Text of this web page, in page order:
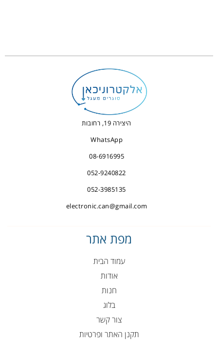
היצירה 19, רחובות
WhatsApp
08-6916995
052-9240822
052-3985135
electronic.can@gmail.com
מפת אתר
עמוד הבית
אודות
חנות
בלוג
צור קשר
תקנן האתר ופרטיות